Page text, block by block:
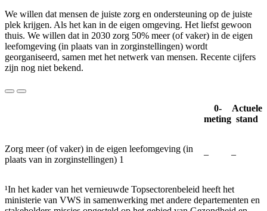
We willen dat mensen de juiste zorg en ondersteuning op de juiste
plek krijgen. Als het kan in de eigen omgeving. Het liefst gewoon
thuis. We willen dat in 2030 zorg 50% meer (of vaker) in de eigen
leefomgeving (in plaats van in zorginstellingen) wordt
georganiseerd, samen met het netwerk van mensen. Recente cijfers
zijn nog niet bekend.
0-
meting
Actuele
stand
Zorg meer (of vaker) in de eigen leefomgeving (in
plaats van in zorginstellingen) 1
‒ ‒
¹In het kader van het vernieuwde Topsectorenbeleid heeft het
ministerie van VWS in samenwerking met andere departementen en